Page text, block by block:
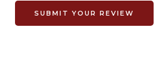
SUBMIT YOUR REVIEW